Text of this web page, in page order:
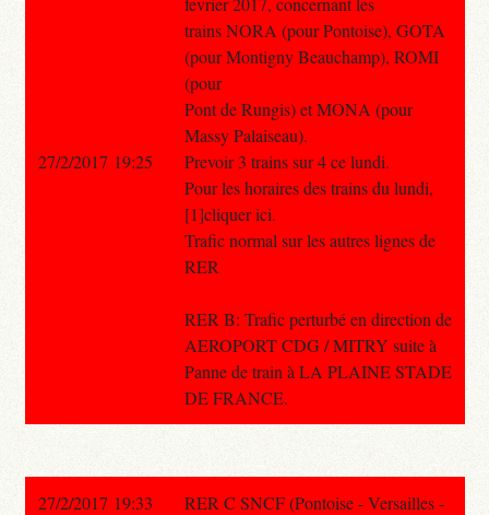
trains NORA (pour Pontoise), GOTA
(pour Montigny Beauchamp), ROMI
(pour
Pont de Rungis) et MONA (pour
Massy Palaiseau).
Prevoir 3 trains sur 4 ce lundi.
Pour les horaires des trains du lundi,
[1]cliquer ici.
Trafic normal sur les autres lignes de
RER
RER B: Trafic perturbé en direction de
AEROPORT CDG / MITRY suite à
Panne de train à LA PLAINE STADE
DE FRANCE.
27/2/2017 19:25
27/2/2017 19:33
RER C SNCF (Pontoise - Versailles -